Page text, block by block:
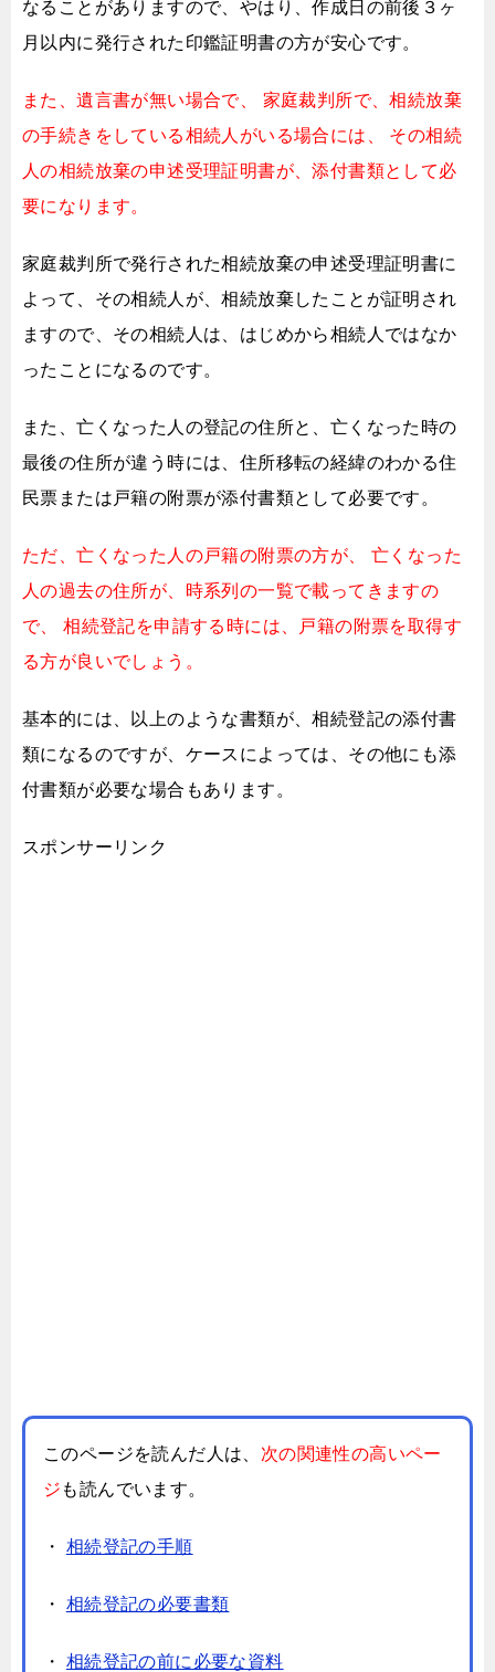
なることがありますので、 やはり、作成日の前後３ヶ
月以内に発行された印鑑証明書の方が安心です。
また、遺言書が無い場合で、
家庭裁判所で、相続放棄
の手続きをしている相続人がいる場合には、
その相続
人の相続放棄の申述受理証明書が、添付書類として必
要になります。
家庭裁判所で発行された相続放棄の申述受理証明書に
よって、 その相続人が、相続放棄したことが証明され
ますので、 その相続人は、はじめから相続人ではなか
ったことになるのです。
また、亡くなった人の登記の住所と、 亡くなった時の
最後の住所が違う時には、 住所移転の経緯のわかる住
民票または戸籍の附票が添付書類として必要です。
ただ、亡くなった人の戸籍の附票の方が、
亡くなった
人の過去の住所が、時系列の一覧で載ってきますの
で、
相続登記を申請する時には、戸籍の附票を取得す
る方が良いでしょう。
基本的には、以上のような書類が、相続登記の添付書
類になるのですが、 ケースによっては、その他にも添
付書類が必要な場合もあります。
スポンサーリンク
このページを読んだ人は、 次の関連性の高いペー
ジ も読んでいます。
・ 相続登記の手順
・ 相続登記の必要書類
・ 相続登記の前に必要な資料